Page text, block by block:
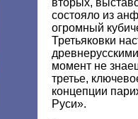
вторых,
состояло из
огромный
Третьяковки
момент не
третье,
концепции
Руси».